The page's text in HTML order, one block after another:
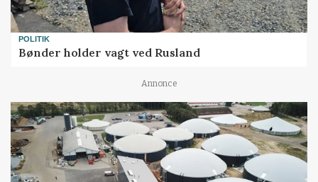
POLITIK
Bønder holder vagt ved Rusland
Annonce